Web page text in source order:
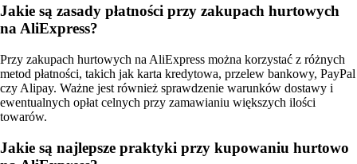
Jakie są zasady płatności przy zakupach hurtowych
na AliExpress?
Przy zakupach hurtowych na AliExpress można korzystać z różnych
metod płatności, takich jak karta kredytowa, przelew bankowy, PayPal
czy Alipay. Ważne jest również sprawdzenie warunków dostawy i
ewentualnych opłat celnych przy zamawianiu większych ilości
towarów.
Jakie są najlepsze praktyki przy kupowaniu hurtowo